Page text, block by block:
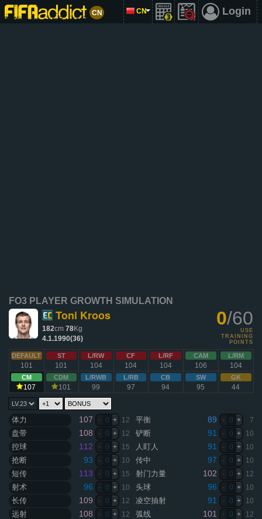
CN CN Login
FO3 PLAYER GROWTH SIMULATION
Toni Kroos
182cm78Kg
4.1.1990(36)
0/60
USE
TRAINING
POINTS
DEFAULT
101
ST
101
L/RW
104
CF
104
L/RF
104
CAM
106
L/RM
104
CM
107
CDM
101
L/RWB
99
L/RB
97
CB
94
SW
95
GK
44
体力 107 - 0 + 12
盘带 108 - 0 + 12
控球 112 - 0 + 15
抢断 93 - 0 + 10
短传 113 - 0 + 15
射术 96 - 0 + 10
长传 109 - 0 + 12
远射 108 - 0 + 12
平衡 89 - 0 + 7
铲断 91 - 0 + 10
人盯人 91 - 0 + 10
传中 97 - 0 + 10
射门力量 102 - 0 + 12
头球 96 - 0 + 10
凌空抽射 91 - 0 + 10
弧线 101 - 0 + 12